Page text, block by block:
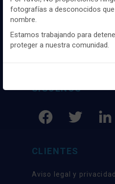
Distribuidor y
marcaas de ropa y
mercado, marcas tanto
internacionales. Más de
SÍGUENOS
CLIENTES
Aviso legal y privacidad
Puedesconfigurary aceptar el
Para obtener más información
cookies .
Configurar
fotografías a desconocidos
nombre.
Estamos trabajando para
proteger a nuestra comunidad.